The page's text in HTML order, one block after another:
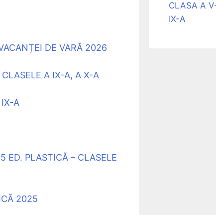
DE VARĂ 2026
A IX-A, A X-A
IX-A
ED. PLASTICĂ – CLASELE
2025
CLASA A
IX-A